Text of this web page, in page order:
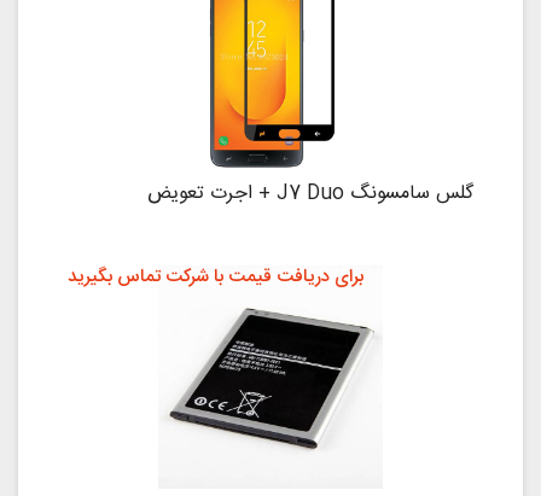
گلس سامسونگ J7 Duo + اجرت تعویض
برای دریافت قیمت با شرکت تماس بگیرید